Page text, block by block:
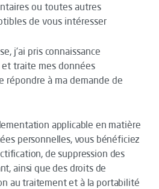
ou toutes autres
de vous intéresser
j’ai pris connaissance
traite mes données
répondre à ma demande de
applicable en matière
personnelles, vous bénéficiez
de suppression des
ainsi que des droits de
au traitement et à la portabilité